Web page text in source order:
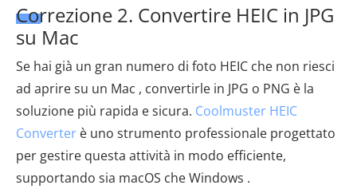
Correzione 2. Convertire HEIC in JPG
su Mac
Se hai già un gran numero di foto HEIC che non riesci
ad aprire su un Mac , convertirle in JPG o PNG è la
soluzione più rapida e sicura. Coolmuster HEIC
Converter è uno strumento professionale progettato
per gestire questa attività in modo efficiente,
supportando sia macOS che Windows .